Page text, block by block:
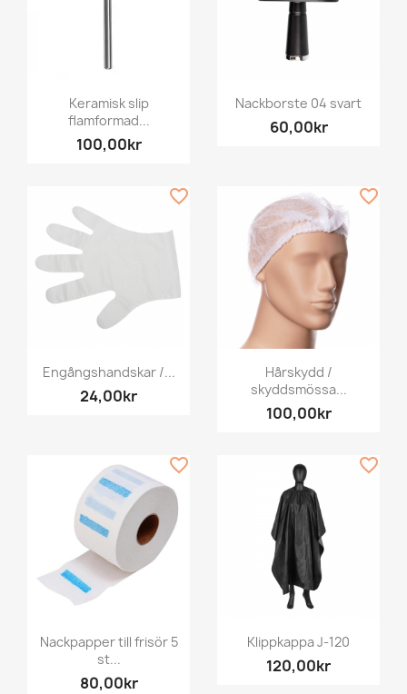
Keramisk slip
flamformad...
100,00kr
Nackborste 04 svart
60,00kr
Engångshandskar /...
24,00kr
favorite_border
Hårskydd /
skyddsmössa...
100,00kr
favorite_border
Nackpapper till frisör 5
st...
80,00kr
favorite_border
Klippkappa J-120
120,00kr
favorite_border